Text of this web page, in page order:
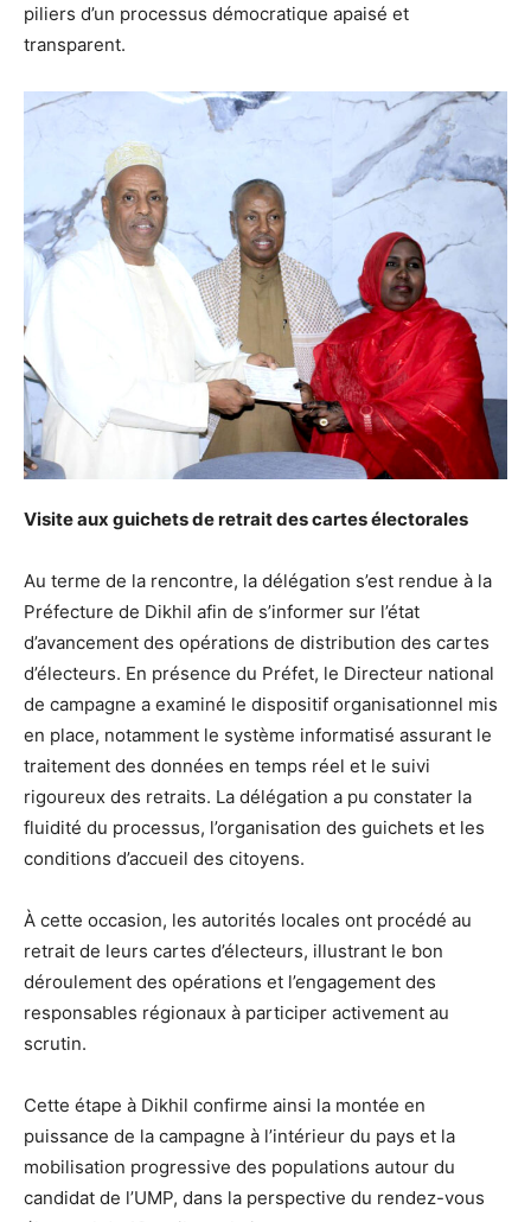
piliers d’un processus démocratique apaisé et
transparent.
Visite aux guichets de retrait des cartes électorales
Au terme de la rencontre, la délégation s’est rendue à la
Préfecture de Dikhil afin de s’informer sur l’état
d’avancement des opérations de distribution des cartes
d’électeurs. En présence du Préfet, le Directeur national
de campagne a examiné le dispositif organisationnel mis
en place, notamment le système informatisé assurant le
traitement des données en temps réel et le suivi
rigoureux des retraits. La délégation a pu constater la
fluidité du processus, l’organisation des guichets et les
conditions d’accueil des citoyens.
À cette occasion, les autorités locales ont procédé au
retrait de leurs cartes d’électeurs, illustrant le bon
déroulement des opérations et l’engagement des
responsables régionaux à participer activement au
scrutin.
Cette étape à Dikhil confirme ainsi la montée en
puissance de la campagne à l’intérieur du pays et la
mobilisation progressive des populations autour du
candidat de l’UMP, dans la perspective du rendez-vous